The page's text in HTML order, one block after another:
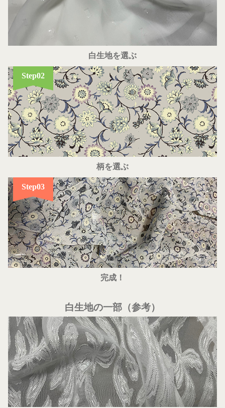
白生地を選ぶ
Step02
柄を選ぶ
Step03
完成！
白生地の一部（参考）